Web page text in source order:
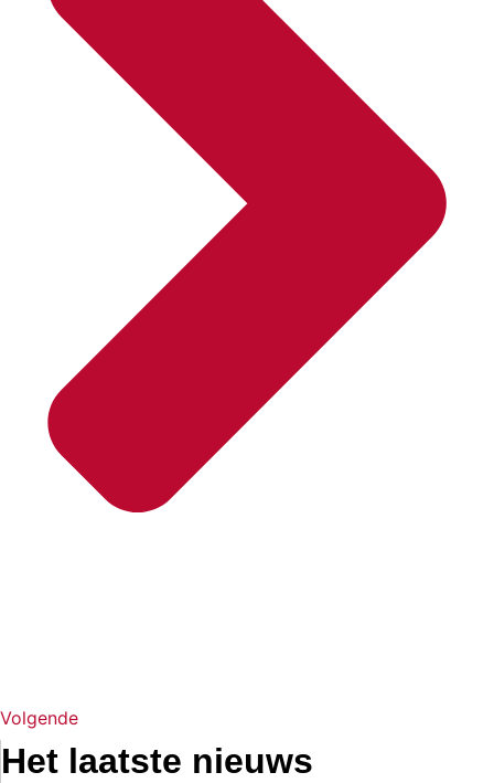
Volgende
Het laatste nieuws